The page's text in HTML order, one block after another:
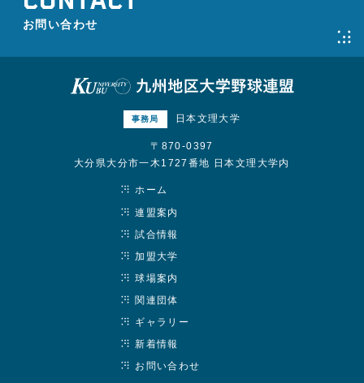
お問い合わせ
事務局 日本文理大学
〒870-0397
大分県大分市一木1727番地 日本文理大学内
ホーム
連盟案内
試合情報
加盟大学
球場案内
関連団体
ギャラリー
新着情報
お問い合わせ